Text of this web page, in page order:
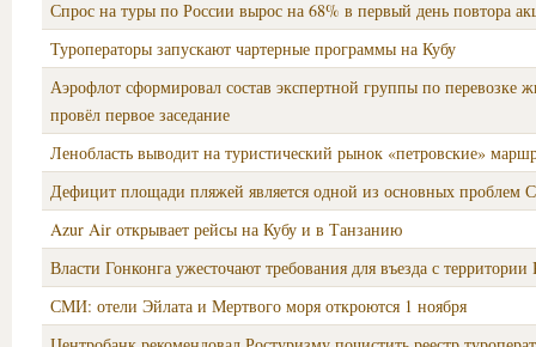
Спрос на туры по России вырос на 68% в первый день повтора
Туроператоры запускают чартерные программы на Кубу
Аэрофлот сформировал состав экспертной группы по перевозке
провёл первое заседание
Ленобласть выводит на туристический рынок «петровские»
Дефицит площади пляжей является одной из основных проблем
Azur Air открывает рейсы на Кубу и в Танзанию
Власти Гонконга ужесточают требования для въезда с территории
СМИ: отели Эйлата и Мертвого моря откроются 1 ноября